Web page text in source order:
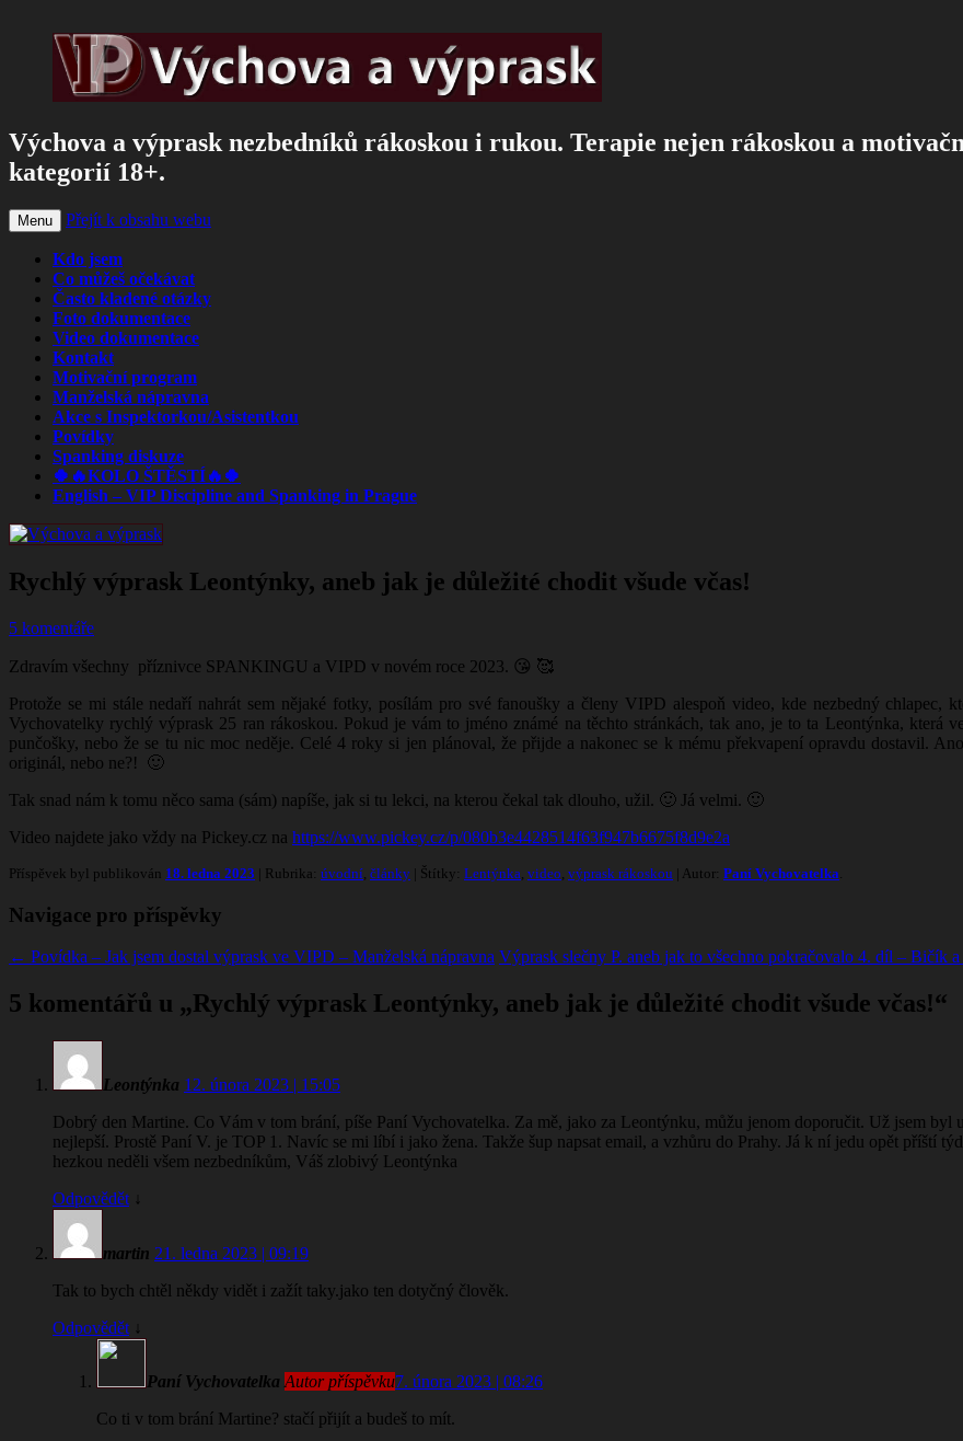
Výchova a výprask nezbedníků rákoskou i rukou. Terapie nejen rákoskou a
kategorií 18+.
Menu Přejít k obsahu webu
Kdo jsem
Co můžeš očekávat
Často kladené otázky
Foto dokumentace
Video dokumentace
Kontakt
Motivační program
Manželská nápravna
Akce s Inspektorkou/Asistentkou
Povídky
Spanking diskuze
🍀🔥KOLO ŠTĚSTÍ🔥🍀
English – VIP Discipline and Spanking in Prague
Rychlý výprask Leontýnky, aneb jak je důležité chodit všude včas!
5 komentáře
Zdravím všechny příznivce SPANKINGU a VIPD v novém roce 2023. 😘 🥰
Protože se mi stále nedaří nahrát sem nějaké fotky, posílám pro své fanoušky a členy VIPD alespoň video, kde nezbedný chlapec,
Vychovatelky rychlý výprask 25 ran rákoskou. Pokud je vám to jméno známé na těchto stránkách, tak ano, je to ta Leontýnka, která
punčošky, nebo že se tu nic moc neděje. Celé 4 roky si jen plánoval, že přijde a nakonec se k mému překvapení opravdu dostavil.
originál, nebo ne?! 🙂
Tak snad nám k tomu něco sama (sám) napíše, jak si tu lekci, na kterou čekal tak dlouho, užil. 🙂 Já velmi. 🙂
Video najdete jako vždy na Pickey.cz na https://www.pickey.cz/p/080b3e4428514f63f947b6675f8d9e2a
Příspěvek byl publikován 18. ledna 2023 | Rubrika: úvodní články | Štítky: Lentýnka video výprask rákoskou | Autor: Paní Vychovatelka
Navigace pro příspěvky
← Povídka – Jak jsem dostal výprask ve VIPD – Manželská nápravna Výprask slečny P. aneb jak to všechno pokračovalo 4. díl – Bičík a
5 komentářů u „Rychlý výprask Leontýnky, aneb jak je důležité chodit všude včas!“
Leontýnka 12. února 2023 | 15:05
Dobrý den Martine. Co Vám v tom brání, píše Paní Vychovatelka. Za mě, jako za Leontýnku, můžu jenom doporučit. Už jsem byl
nejlepší. Prostě Paní V. je TOP 1. Navíc se mi líbí i jako žena. Takže šup napsat email, a vzhůru do Prahy. Já k ní jedu opět příští
hezkou neděli všem nezbedníkům, Váš zlobivý Leontýnka
Odpovědět ↓
martin 21. ledna 2023 | 09:19
Tak to bych chtěl někdy vidět i zažít taky.jako ten dotyčný člověk.
Odpovědět ↓
Paní Vychovatelka Autor příspěvku7. února 2023 | 08:26
Co ti v tom brání Martine? stačí přijít a budeš to mít.